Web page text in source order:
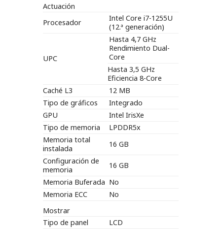
Actuación
Procesador
Intel Core i7-1255U
(12.ª generación)
UPC
Hasta 4,7 GHz
Rendimiento Dual-
Core
Hasta 3,5 GHz
Eficiencia 8-Core
Caché L3
12 MB
Tipo de gráficos
Integrado
GPU
Intel IrisXe
Tipo de memoria
LPDDR5x
Memoria total
instalada
16 GB
Configuración de
memoria
16 GB
Memoria Buferada No
Memoria ECC
No
Mostrar
Tipo de panel
LCD